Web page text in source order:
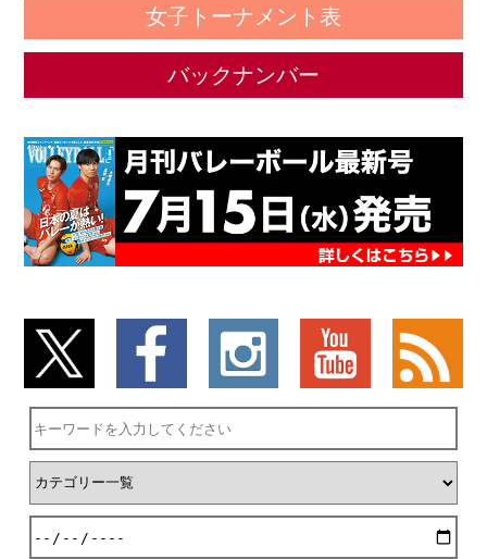
女子トーナメント表
バックナンバー